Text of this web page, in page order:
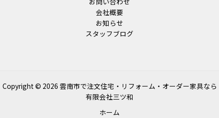
会社概要
お知らせ
スタッフブログ
Copyright © 2026 雲南市で注文住宅・リフォーム・オーダー家具なら
有限会社三ツ和
ホーム